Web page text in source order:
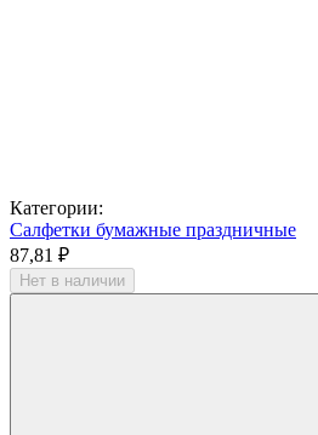
Категории:
Салфетки бумажные праздничные
87,81 ₽
Нет в наличии